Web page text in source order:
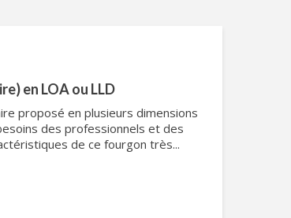
en LOA ou LLD
proposé en plusieurs dimensions
des professionnels et des
de ce fourgon très...